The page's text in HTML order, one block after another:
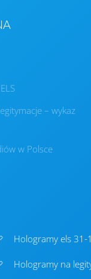
– wykaz
w Polsce
Hologramy els
Hologramy na